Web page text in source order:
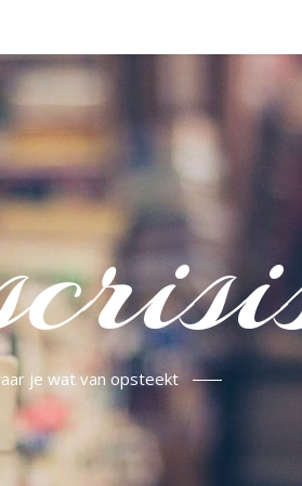
je wat van opsteekt